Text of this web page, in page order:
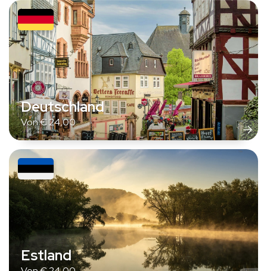
Deutschland
Von€24,00
Estland